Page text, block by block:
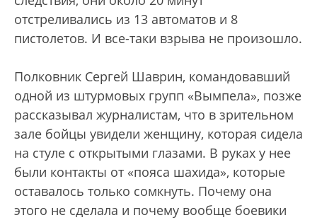
отстреливались из 13 автоматов и 8
пистолетов. И все-таки взрыва не произошло.
Полковник Сергей Шаврин, командовавший
одной из штурмовых групп «Вымпела», позже
рассказывал журналистам, что в зрительном
зале бойцы увидели женщину, которая сидела
на стуле с открытыми глазами. В руках у нее
были контакты от «пояса шахида», которые
оставалось только сомкнуть. Почему она
этого не сделала и почему вообще боевики